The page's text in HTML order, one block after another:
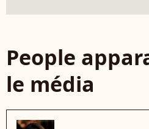
People
le média